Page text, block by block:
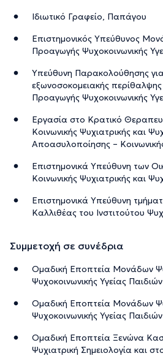
Ιδιωτικό Γραφείο, Παπάγου
Επιστημονικός Υπεύθυνος
Προαγωγής Ψυχοκοινωνικής
Υπεύθυνη Παρακολούθησης
εξωνοσοκομειακής
Προαγωγής Ψυχοκοινωνικής
Εργασία στο Κρατικό
Κοινωνικής Ψυχιατρικής και
Αποασυλοποίησης –
Επιστημονικά Υπεύθυνη των
Κοινωνικής Ψυχιατρικής και
Επιστημονικά Υπεύθυνη
Καλλιθέας του Ινστιτούτου
Συμμετοχή σε συνέδρια
Ομαδική Εποπτεία Μονάδων
Ψυχοκοινωνικής Υγείας
Ομαδική Εποπτεία Μονάδων
Ψυχοκοινωνικής Υγείας
Ομαδική Εποπτεία Ξενώνα
Ψυχιατρική Σημειολογία και